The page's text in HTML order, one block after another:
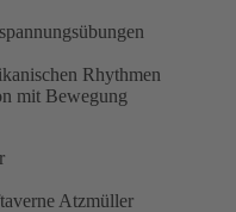
Rhythmen
mit Bewegung
Atzmüller